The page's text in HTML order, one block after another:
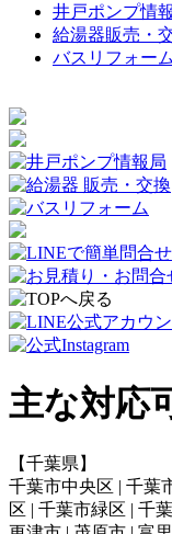
井戸ポンプ情
給湯器販売・
バスリフォー
主な対応
【千葉県】
千葉市中央区 | 千葉
区 | 千葉市緑区 | 千